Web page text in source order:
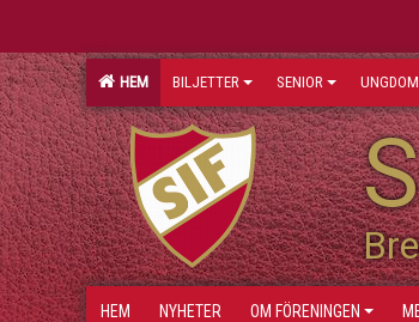
HEM BILJETTER SENIOR UNGDOM
HEM NYHETER OM FÖRENINGEN